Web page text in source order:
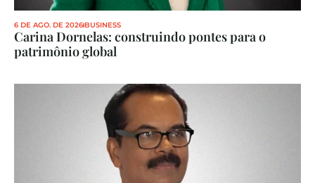
6 DE AGO. DE 2026 BUSINESS
Carina Dornelas: construindo pontes para o
patrimônio global